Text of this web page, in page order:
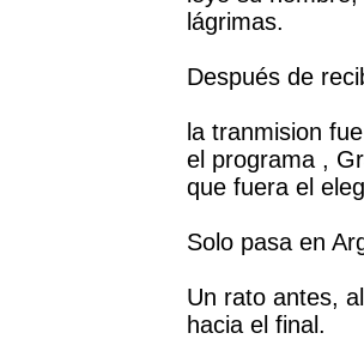
lágrimas.
Después de
la tranmision
el programa ,
que fuera el
Solo pasa en
Un rato antes,
hacia el final.